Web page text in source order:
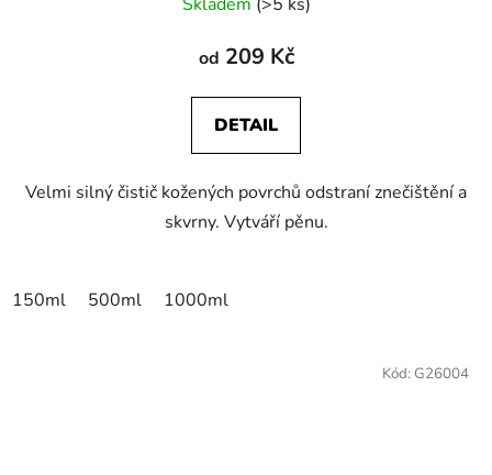
od 209 Kč
DETAIL
Velmi silný čistič kožených povrchů odstraní znečištění a
skvrny. Vytváří pěnu.
150ml 500ml 1000ml
Kód: G26004